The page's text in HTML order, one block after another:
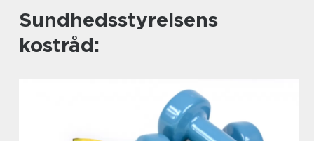
Sundhedsstyrelsens
kostråd: